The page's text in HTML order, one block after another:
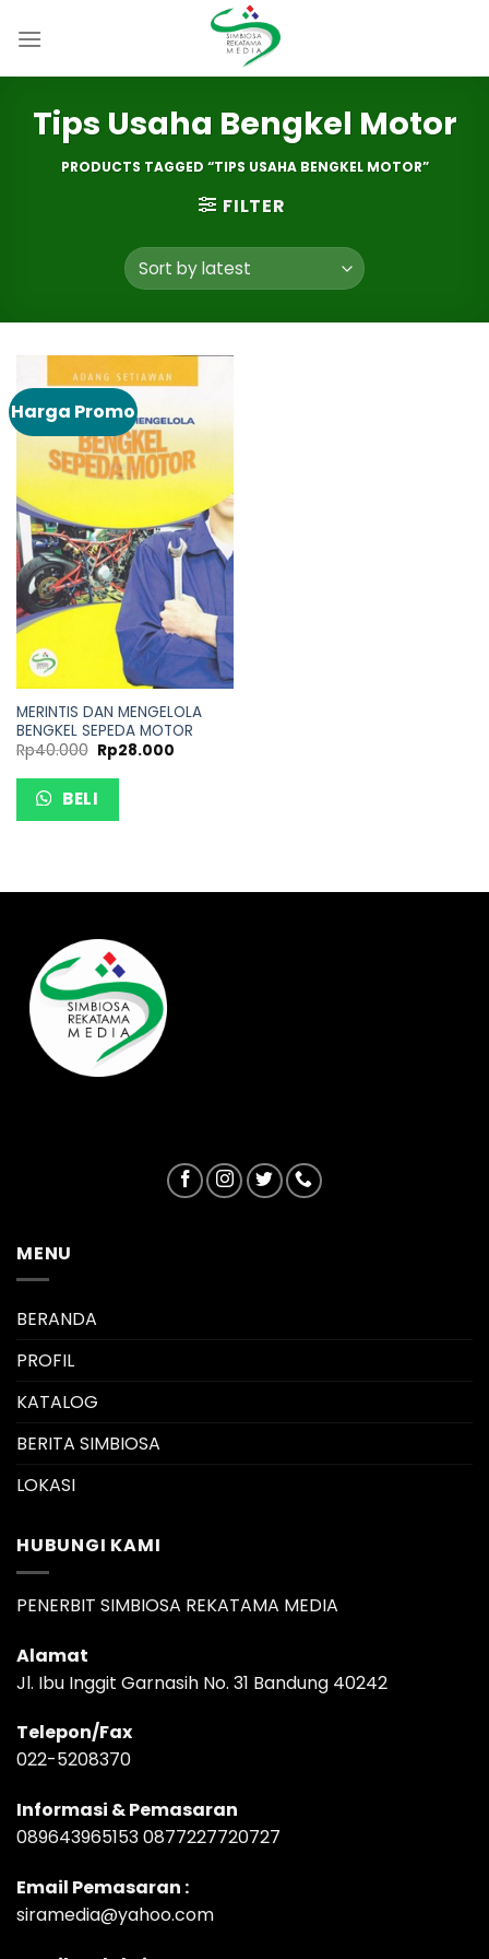
Tips Usaha Bengkel Motor
PRODUCTS TAGGED “TIPS USAHA BENGKEL MOTOR”
FILTER
Harga Promo
MERINTIS DAN MENGELOLA
BENGKEL SEPEDA MOTOR
Rp40.000 Rp28.000
BELI
MENU
BERANDA
PROFIL
KATALOG
BERITA SIMBIOSA
LOKASI
HUBUNGI KAMI
PENERBIT SIMBIOSA REKATAMA MEDIA
Alamat
Jl. Ibu Inggit Garnasih No. 31 Bandung 40242
Telepon/Fax
022-5208370
Informasi & Pemasaran
089643965153 0877227720727
Email Pemasaran :
siramedia@yahoo.com